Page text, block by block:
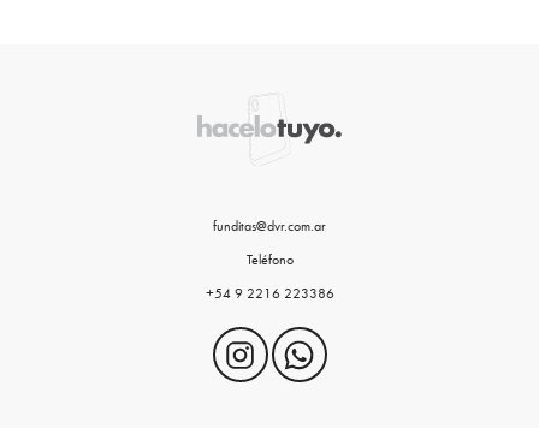
funditas@dvr.com.ar
Teléfono
+54 9 2216 223386